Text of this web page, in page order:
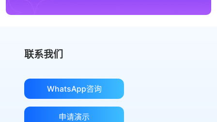
联系我们
WhatsApp咨询
申请演示